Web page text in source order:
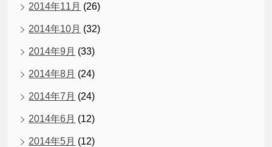
2014年11月 (26)
2014年10月 (32)
2014年9月 (33)
2014年8月 (24)
2014年7月 (24)
2014年6月 (12)
2014年5月 (12)